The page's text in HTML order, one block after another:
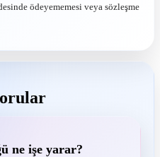
ödeyememesi veya sözleşme
ne işe yarar?